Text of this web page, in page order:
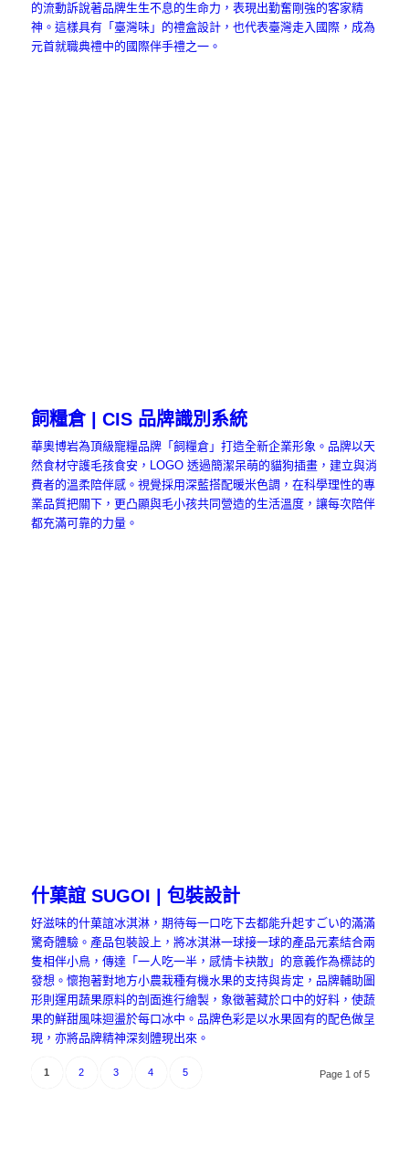
的流動訴說著品牌生生不息的生命力，表現出勤奮剛強的客家精
神。這樣具有「臺灣味」的禮盒設計，也代表臺灣走入國際，成為
元首就職典禮中的國際伴手禮之一。
飼糧倉 | CIS 品牌識別系統
華奧博岩為頂級寵糧品牌「飼糧倉」打造全新企業形象。品牌以天
然食材守護毛孩食安，LOGO 透過簡潔呆萌的貓狗插畫，建立與消
費者的溫柔陪伴感。視覺採用深藍搭配暖米色調，在科學理性的專
業品質把關下，更凸顯與毛小孩共同營造的生活溫度，讓每次陪伴
都充滿可靠的力量。
什菓誼 SUGOI | 包裝設計
好滋味的什菓誼冰淇淋，期待每一口吃下去都能升起すごい的滿滿
驚奇體驗。產品包裝設上，將冰淇淋一球接一球的產品元素結合兩
隻相伴小鳥，傳達「一人吃一半，感情卡袂散」的意義作為標誌的
發想。懷抱著對地方小農栽種有機水果的支持與肯定，品牌輔助圖
形則運用蔬果原料的剖面進行繪製，象徵著藏於口中的好料，使蔬
果的鮮甜風味迴盪於每口冰中。品牌色彩是以水果固有的配色做呈
現，亦將品牌精神深刻體現出來。
Page 1 of 5
1 2 3 4 5